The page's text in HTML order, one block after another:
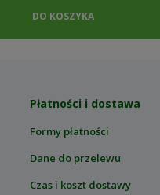
DO KOSZYKA
Płatności i dostawa
Formy płatności
Dane do przelewu
Czas i koszt dostawy